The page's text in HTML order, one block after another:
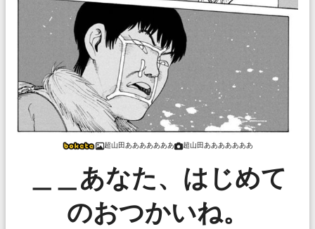
超山田あああああああ 超山田あああああああ
＿＿あなた、はじめて
のおつかいね。